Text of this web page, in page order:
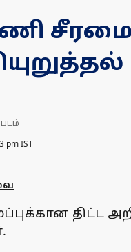
pm IST
திட்ட